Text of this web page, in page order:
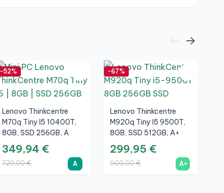
-52%
Lenovo Thinkcentre
M70q Tiny I5 10400T,
8GB, SSD 256GB, A
349,94 €
729,00 € A
-67%
Lenovo Thinkcentre
M920q Tiny I5 9500T,
8GB, SSD 512GB, A+
299,95 €
900,00 € A+